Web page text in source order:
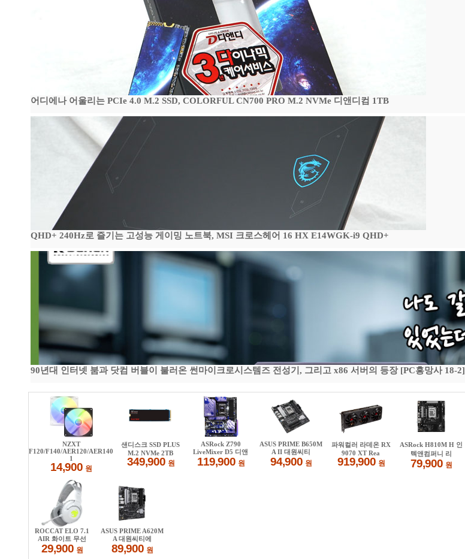
어디에나 어울리는 PCIe 4.0 M.2 SSD, COLORFUL CN700 PRO M.2 NVMe 디앤디컴 1TB
QHD+ 240Hz로 즐기는 고성능 게이밍 노트북, MSI 크로스헤어 16 HX E14WGK-i9 QHD+
90년대 인터넷 붐과 닷컴 버블이 불러온 썬마이크로시스템즈 전성기, 그리고 x86 서버의 등장 [PC흥망사 18-2]